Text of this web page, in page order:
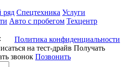
ряд Спецтехника Услуги
Авто с пробегом Техцентр
Политика конфиденциальности
на тест-драйв Получать
звонок Позвонить